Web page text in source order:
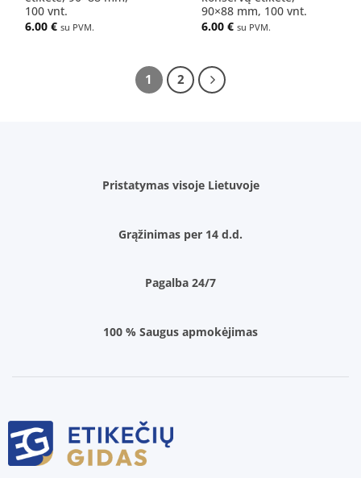
100 vnt.
6.00€ su PVM.
90×88 mm, 100 vnt.
6.00€ su PVM.
1 2
Pristatymas visoje Lietuvoje
Grąžinimas per 14 d.d.
Pagalba 24/7
100 % Saugus apmokėjimas